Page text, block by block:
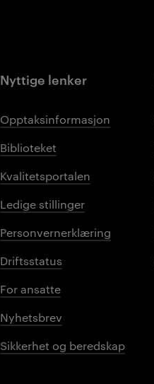
Nyttige lenker
Opptaksinformasjon
Biblioteket
Kvalitetsportalen
Ledige stillinger
Personvernerklæring
Driftsstatus
For ansatte
Nyhetsbrev
Sikkerhet og beredskap